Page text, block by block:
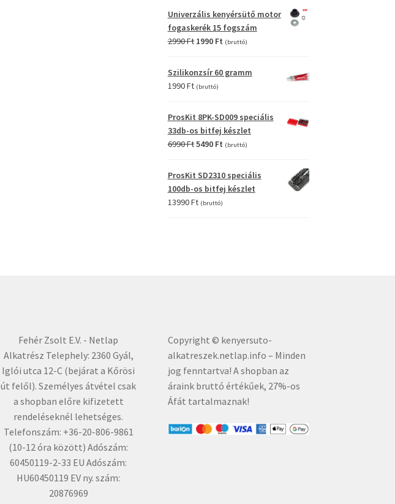
was:
12990 Ft.
is:
9990 Ft.
Univerzális kenyérsütő motor
fogaskerék 15 fogszám
2990Ft Original
was:
1990 FtCurrent
is:
1990 Ft.
(bruttó)
Szilikonzsír 60 gramm
1990Ft (bruttó)
ProsKit 8PK-SD009 speciális
33db-os bitfej készlet
6990FtOriginal
was:
6990 Ft.
5490 FtCurrent
is:
5490 Ft.
(bruttó)
ProsKit SD2310 speciális
100db-os bitfej készlet
13990Ft (bruttó)
Fehér Zsolt E.V. - Netlap
Alkatrész Telephely: 2360 Gyál,
Iglói utca 12-C (bejárat a Kőrösi
út felől). Személyes átvétel csak
a shopban előre kifizetett
rendeléseknél lehetséges.
Telefonszám: +36-20-806-9861
(10-12 óra között) Adószám:
60450119-2-33 EU Adószám:
HU60450119 EV ny. szám:
20876969
Copyright © kenyersuto-
alkatreszek.netlap.info – Minden
jog fenntartva! A shopban az
áraink bruttó értékűek, 27%-os
Áfát tartalmaznak!